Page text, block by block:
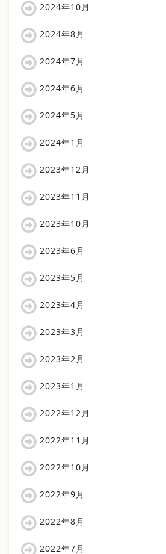
2024年10月
2024年8月
2024年7月
2024年6月
2024年5月
2024年1月
2023年12月
2023年11月
2023年10月
2023年6月
2023年5月
2023年4月
2023年3月
2023年2月
2023年1月
2022年12月
2022年11月
2022年10月
2022年9月
2022年8月
2022年7月